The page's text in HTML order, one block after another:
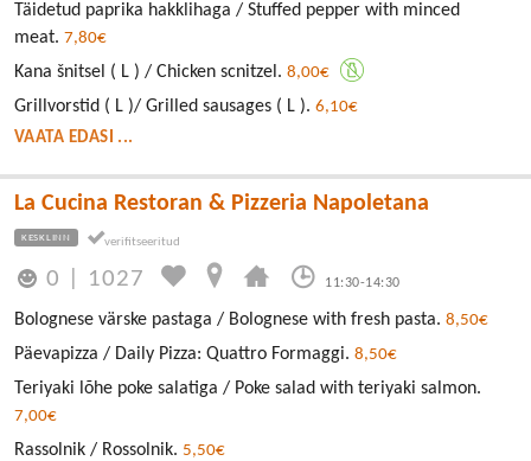
Täidetud paprika hakklihaga / Stuffed pepper with minced
meat. 7,80€
Kana šnitsel ( L ) / Chicken scnitzel. 8,00€
Grillvorstid ( L )/ Grilled sausages ( L ). 6,10€
VAATA EDASI ...
La Cucina Restoran & Pizzeria Napoletana
KESKLINN
0 1027 11:30-14:30
Bolognese värske pastaga / Bolognese with fresh pasta. 8,50€
Päevapizza / Daily Pizza: Quattro Formaggi. 8,50€
Teriyaki lõhe poke salatiga / Poke salad with teriyaki salmon.
7,00€
Rassolnik / Rossolnik. 5,50€